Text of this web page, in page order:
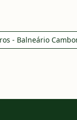
- Balneário